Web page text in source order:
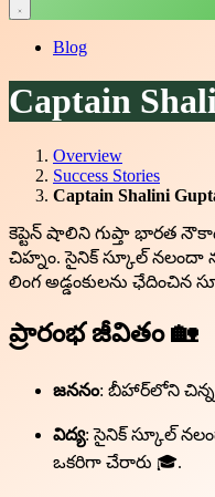
Blog
Captain
Overview
Success Stories
Captain Shalini
కెప్టెన్ షాలిని గుప్తా భారత
చిహ్నం. సైనిక్ స్కూల్
లింగ అడ్డంకులను ఛేదించిన
ప్రారంభ జీవితం 🏡
జననం: బీహార్‌లోని చిన్న
విద్య: సైనిక్ స్కూల్
ఒకరిగా చేరారు 🎓.